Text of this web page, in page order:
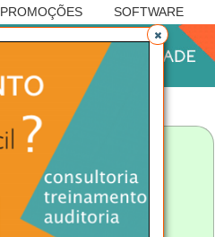
PROMOÇÕES SOFTWARE
Anúncio